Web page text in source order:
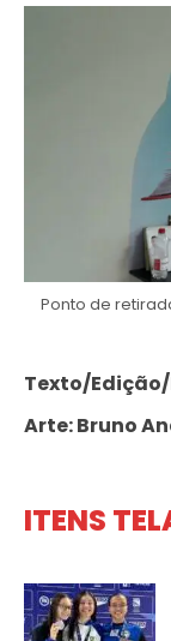
Ponto de
Texto/Edição/
Arte: Bruno
ITENS